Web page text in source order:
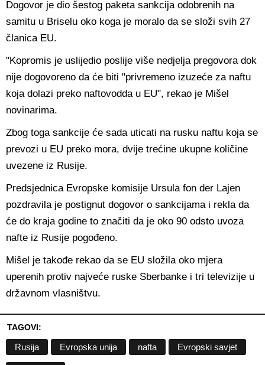
Dogovor je dio šestog paketa sankcija odobrenih na
samitu u Briselu oko koga je moralo da se složi svih 27
članica EU.
"Kopromis je uslijedio poslije više nedjelja pregovora dok
nije dogovoreno da će biti "privremeno izuzeće za naftu
koja dolazi preko naftovodda u EU", rekao je Mišel
novinarima.
Zbog toga sankcije će sada uticati na rusku naftu koja se
prevozi u EU preko mora, dvije trećine ukupne količine
uvezene iz Rusije.
Predsjednica Evropske komisije Ursula fon der Lajen
pozdravila je postignut dogovor o sankcijama i rekla da
će do kraja godine to značiti da je oko 90 odsto uvoza
nafte iz Rusije pogođeno.
Mišel je takođe rekao da se EU složila oko mjera
uperenih protiv najveće ruske Sberbanke i tri televizije u
državnom vlasništvu.
TAGOVI:
Rusija Evropska unija nafta Evropski savjet